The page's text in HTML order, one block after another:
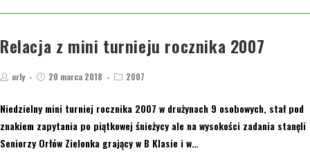
Relacja z mini turnieju rocznika 2007
orly 20 marca 2018 2007
Niedzielny mini turniej rocznika 2007 w drużynach 9 osobowych, stał pod
znakiem zapytania po piątkowej śnieżycy ale na wysokości zadania stanęli
Seniorzy Orłów Zielonka grający w B Klasie i w…